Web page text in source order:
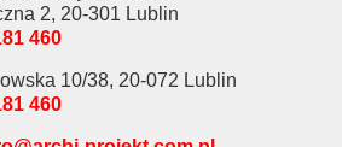
2, 20-301 Lublin
460
10/38, 20-072 Lublin
460